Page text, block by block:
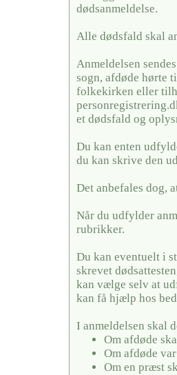
dødsanmeldelse.
Alle dødsfald skal
Anmeldelsen
sogn, afdøde hørte
folkekirken eller
et dødsfald og
Du kan enten
du kan skrive den
Det anbefales dog,
Når du udfylder
rubrikker.
Du kan eventuelt i
skrevet
kan vælge selv at
kan få hjælp hos
I anmeldelsen skal
Om afdøde
Om afdøde
Om en præst